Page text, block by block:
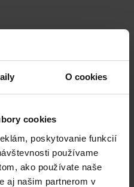
O cookies
cookies
poskytovanie funkcií
používame
ako používate naše
aj našim partnerom v
mriežka AISI 316 - pre